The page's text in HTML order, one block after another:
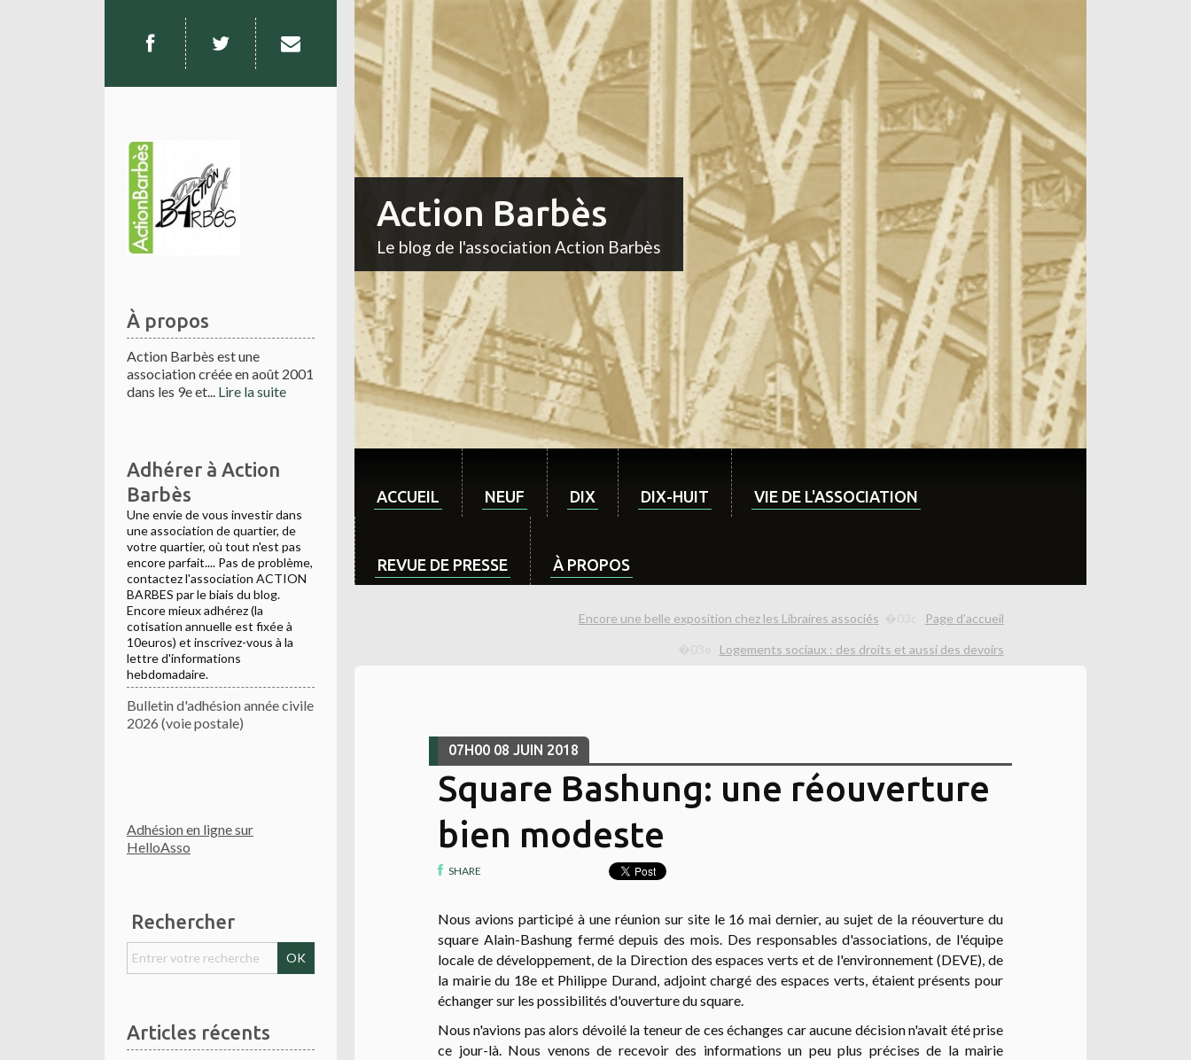
À propos
Action Barbès est une
association créée en août 2001
dans les 9e et... Lire la suite
Adhérer à Action
Barbès
Une envie de vous investir dans
une association de quartier, de
votre quartier, où tout n'est pas
encore parfait.... Pas de problème,
contactez l'association ACTION
BARBES par le biais du blog.
Encore mieux adhérez (la
cotisation annuelle est fixée à
10euros) et inscrivez-vous à la
lettre d'informations
hebdomadaire.
Bulletin d'adhésion année civile
2026 (voie postale)
Adhésion en ligne sur
HelloAsso
Rechercher
Articles récents
Action Barbès
Le blog de l'association Action Barbès
ACCUEIL NEUF DIX DIX-HUIT VIE DE L'ASSOCIATION
REVUE DE PRESSE À PROPOS
Encore une belle exposition chez les Libraires associés Page d'accueil
Logements sociaux : des droits et aussi des devoirs
07H00 08 JUIN 2018
Square Bashung: une réouverture
bien modeste
SHARE
Nous avions participé à une réunion sur site le 16 mai dernier, au sujet de la réouverture du
square Alain-Bashung fermé depuis des mois. Des responsables d'associations, de l'équipe
locale de développement, de la Direction des espaces verts et de l'environnement (DEVE), de
la mairie du 18e et Philippe Durand, adjoint chargé des espaces verts, étaient présents pour
échanger sur les possibilités d'ouverture du square.
Nous n'avions pas alors dévoilé la teneur de ces échanges car aucune décision n'avait été prise
ce jour-là. Nous venons de recevoir des informations un peu plus précises de la mairie